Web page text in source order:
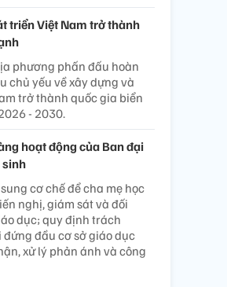
triển Việt Nam trở thành
phương phấn đấu hoàn
chủ yếu về xây dựng và
trở thành quốc gia biển
- 2030.
hoạt động của Ban đại
sinh
cơ chế để cha mẹ học
nghị, giám sát và đối
dục; quy định trách
đầu cơ sở giáo dục
xử lý phản ánh và công